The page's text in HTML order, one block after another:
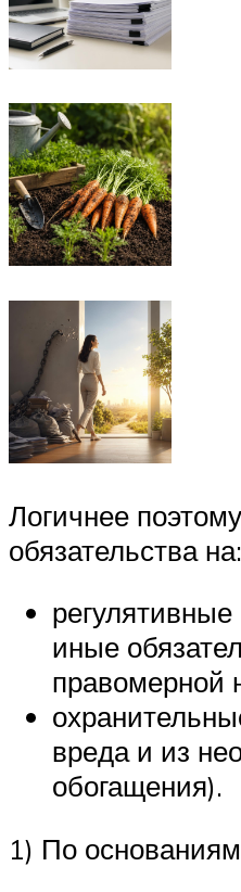
Логичнее
обязательства на:
иные
правомерной
вре­да и из
обогащения).
1) По